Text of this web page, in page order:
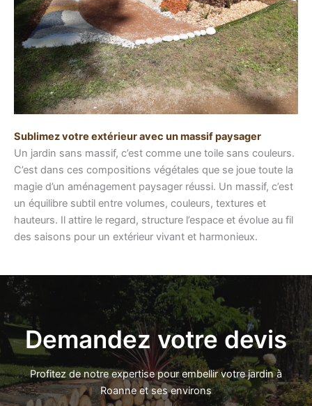
Sublimez votre extérieur avec un massif paysager
Un jardin sans massif, c’est comme une toile sans couleurs.
C’est dans ces compositions végétales que se joue toute la
magie d’un aménagement paysager réussi. Un massif, c’est
un équilibre subtil entre volumes, couleurs, textures et
hauteurs. Il attire le regard, structure l’espace et évolue au fil
des saisons pour un extérieur vivant et harmonieux.
Demandez votre devis
Profitez de notre expertise pour embellir votre jardin à
Roanne et ses environs